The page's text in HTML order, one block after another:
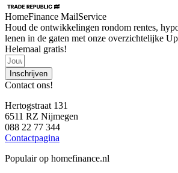
HomeFinance MailService
Houd de ontwikkelingen rondom rentes,
lenen in de gaten met onze overzichtelijke
Helemaal gratis!
Inschrijven
Contact ons!
Hertogstraat 131
6511 RZ Nijmegen
088 22 77 344
Contactpagina
Populair op homefinance.nl